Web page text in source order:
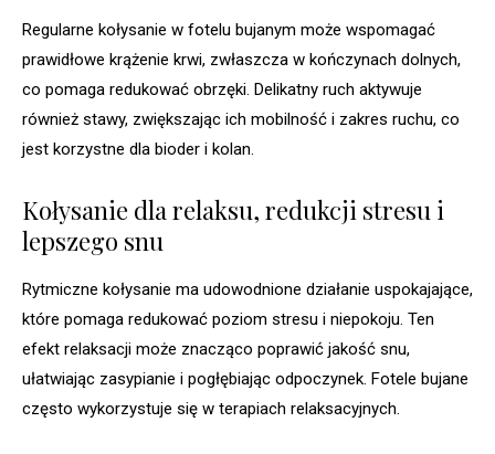
Regularne kołysanie w fotelu bujanym może wspomagać
prawidłowe krążenie krwi, zwłaszcza w kończynach dolnych,
co pomaga redukować obrzęki. Delikatny ruch aktywuje
również stawy, zwiększając ich mobilność i zakres ruchu, co
jest korzystne dla bioder i kolan.
Kołysanie dla relaksu, redukcji stresu i
lepszego snu
Rytmiczne kołysanie ma udowodnione działanie uspokajające,
które pomaga redukować poziom stresu i niepokoju. Ten
efekt relaksacji może znacząco poprawić jakość snu,
ułatwiając zasypianie i pogłębiając odpoczynek. Fotele bujane
często wykorzystuje się w terapiach relaksacyjnych.